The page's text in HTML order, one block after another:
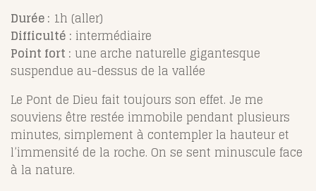
Durée : 1h (aller)
Difficulté : intermédiaire
Point fort : une arche naturelle gigantesque
suspendue au-dessus de la vallée
Le Pont de Dieu fait toujours son effet. Je me
souviens être restée immobile pendant plusieurs
minutes, simplement à contempler la hauteur et
l’immensité de la roche. On se sent minuscule face
à la nature.